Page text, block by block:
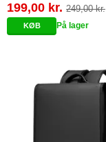
199,00 kr. 249,00 kr.
På lager